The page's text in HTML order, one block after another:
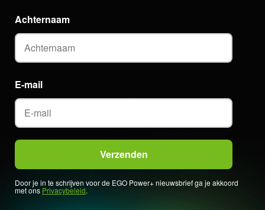
E-mail
Achternaam
Door je in te schrijven voor de EGO Power+ nieuwsbrief ga je akkoord
met ons Privacybeleid.